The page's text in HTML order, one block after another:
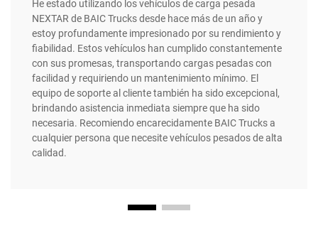
He estado utilizando los vehículos de carga pesada
NEXTAR de BAIC Trucks desde hace más de un año y
estoy profundamente impresionado por su rendimiento y
fiabilidad. Estos vehículos han cumplido constantemente
con sus promesas, transportando cargas pesadas con
facilidad y requiriendo un mantenimiento mínimo. El
equipo de soporte al cliente también ha sido excepcional,
brindando asistencia inmediata siempre que ha sido
necesaria. Recomiendo encarecidamente BAIC Trucks a
cualquier persona que necesite vehículos pesados de alta
calidad.